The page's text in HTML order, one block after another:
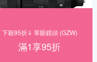
下殺95折⇓ 單眼鏡頭 (GZW)
滿1享95折